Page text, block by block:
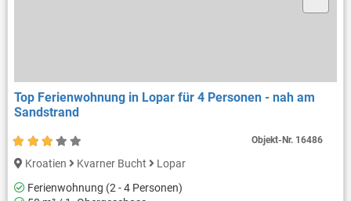
Top Ferienwohnung in Lopar für 4 Personen - nah am
Sandstrand
Kroatien Kvarner Bucht
Lopar
Ferienwohnung (2 - 4 Personen)
Objekt-Nr. 16486